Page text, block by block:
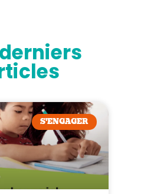
S'ENGAGER